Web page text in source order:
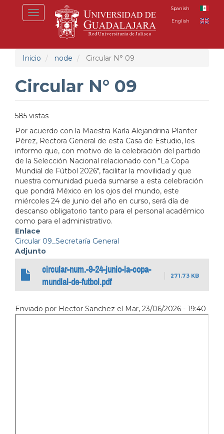
Toggle
navigation
Spanish
English
Inicio node Circular N° 09
Circular N° 09
585 vistas
Por acuerdo con la Maestra Karla Alejandrina Planter
Pérez, Rectora General de esta Casa de Estudio, les
informo que, con motivo de la celebración del partido
de la Selección Nacional relacionado con "La Copa
Mundial de Fútbol 2026", facilitar la movilidad y que
nuestra comunidad pueda sumarse a esta celebración
que pondrá México en los ojos del mundo, este
miércoles 24 de junio del año en curso, será día de
descanso obligatorio tanto para el personal académico
como para el administrativo.
Enlace
Circular 09_Secretaría General
Adjunto
circular-num.-9-24-junio-la-copa-
mundial-de-futbol.pdf
271.73 KB
Enviado por Hector Sanchez el Mar, 23/06/2026 - 19:40